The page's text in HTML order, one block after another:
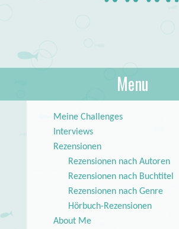
Aboutlilstar.de
Menu
Meine Challenges
Interviews
Rezensionen
Rezensionen nach Autoren
Rezensionen nach Buchtitel
Rezensionen nach Genre
Hörbuch-Rezensionen
About Me